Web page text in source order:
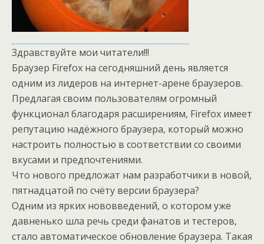
Здравствуйте мои читатели!!!
Браузер Firefox на сегодняшний день является
одним из лидеров на интернет-арене браузеров.
Предлагая своим пользователям огромный
функционал благодаря расширениям, Firefox имеет
репутацию надёжного браузера, который можно
настроить полностью в соответствии со своими
вкусами и предпочтениями.
Что нового предложат нам разработчики в новой,
пятнадцатой по счёту версии браузера?
Одним из ярких нововведений, о котором уже
давненько шла речь среди фанатов и тестеров,
стало автоматическое обновление браузера. Такая